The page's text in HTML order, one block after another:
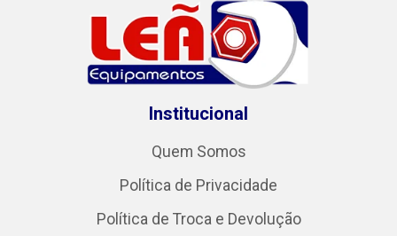
Institucional
Quem Somos
Política de Privacidade
Política de Troca e Devolução